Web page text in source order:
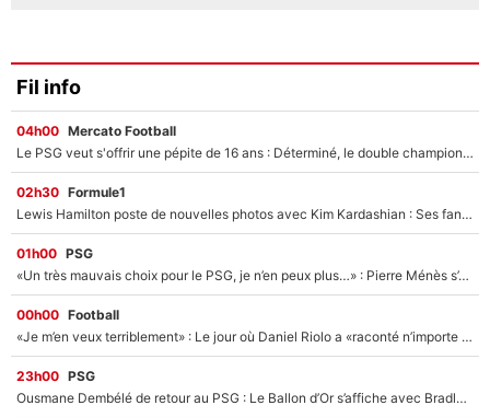
Fil info
04h00 Mercato Football
Le PSG veut s'offrir une pépite de 16 ans : Déterminé, le double champion d'Europe en titre est prêt à lâcher 40M€ pour celui que l'on compare déjà à Vinicius Jr !
02h30 Formule1
Lewis Hamilton poste de nouvelles photos avec Kim Kardashian : Ses fans le voient déjà redevenir champion du monde de F1 grâce à elle !
01h00 PSG
«Un très mauvais choix pour le PSG, je n’en peux plus…» : Pierre Ménès s’est complètement trompé avec Luis Enrique et ces déclarations le prouvent !
00h00 Football
«Je m’en veux terriblement» : Le jour où Daniel Riolo a «raconté n’importe quoi» dans l'After Foot !
23h00 PSG
Ousmane Dembélé de retour au PSG : Le Ballon d’Or s’affiche avec Bradley Barcola en plein cœur du feuilleton sur son départ !